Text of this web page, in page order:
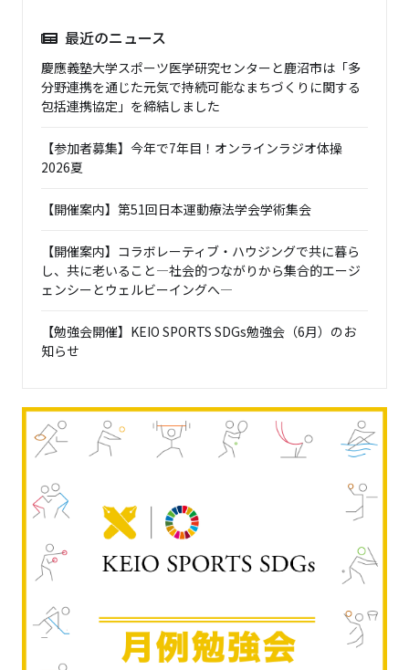
最近のニュース
慶應義塾大学スポーツ医学研究センターと鹿沼市は「多
分野連携を通じた元気で持続可能なまちづくりに関する
包括連携協定」を締結しました
【参加者募集】今年で7年目！オンラインラジオ体操
2026夏
【開催案内】第51回日本運動療法学会学術集会
【開催案内】コラボレーティブ・ハウジングで共に暮ら
し、共に老いること―社会的つながりから集合的エージ
ェンシーとウェルビーイングへ―
【勉強会開催】KEIO SPORTS SDGs勉強会（6月）のお
知らせ